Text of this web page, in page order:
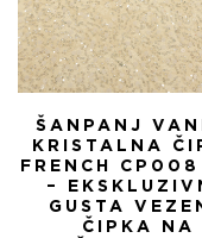
ŠANPANJ
KRISTALNA
FRENCH
–
GUSTA
ČIPKA NA